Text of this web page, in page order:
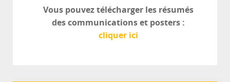
Vous pouvez télécharger les résumés
des communications et posters :
cliquer ici